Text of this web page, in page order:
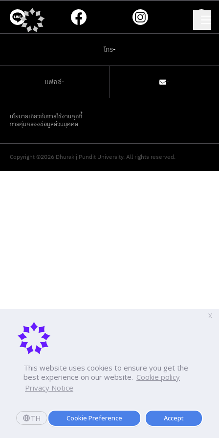
This website uses cookies to ensure you get the
best experience on our website. Cookie policy
Privacy Notice
TH Cookie Preference Accept
X
โทร-
แฟกซ์- -
นโยบายเกี่ยวกับการใช้งานคุกกี้
การคุ้มครองข้อมูลส่วนบุคคล
Copyright ©2026 Dhurakij Pundit University. All rights reserved.